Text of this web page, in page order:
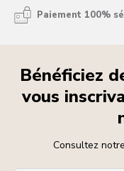
Paiement 100%
Bénéficiez
vous
Consultez notre